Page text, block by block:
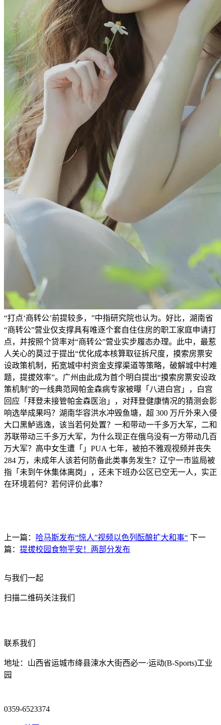
“打点‘商转公’前提较多，”中指研究院也认为。好比，湖南省
“商转公”营业仅支撑具有唯逐个套自住住房的职工家庭申请打
点，并按照个贷率对“商转公”营业实步履态办理。此中，最惹
人关心的莫过于提出“优化成本核算取征拆尺度，摸索房票安
设政策机制，拓宽城中村资金支撑渠道等策略，破解城中村难
题，提拔效率”。广州由此成为首个明白提出“摸索房票安设政
策机制”的一线典范网帕金森病专家被曝「八进白宫」，白宫
回应「拜登未接管帕金森医治」，对拜登健康情况的猜测会影
响选举成果吗？湖南华容洪水冲毁鱼塘，超 300 万斤外来入侵
大口黑鲈逃逸，该当若何处置？一和带动一千多万大军，二和
苏联带动三千多万大军，为什么现正在俄乌没有一方带动几百
万大军？高中女生遭「」PUA 七年，被拍不雅观视频并丧失
284 万，未成年人该若何防备此类事务发生？辽宁一市监局被
指「未到午休集体离岗」，还未下班办公区已空无一人，实正
在环境若何？若何评价此事？
上一篇： 哈马斯发布“惊人”视频以色列酝酿扩大和事“ 下一
篇： 提拔校园食物平安！两部分发布
与我们一起
扫描二维码关注我们
联系我们
地址：山西省运城市绛县涑水大街西必一·运动(B-Sports)工业
园
0359-6523374